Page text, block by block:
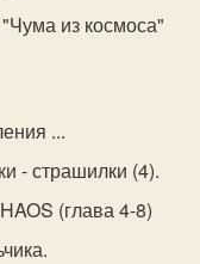
из космоса"
...
- страшилки (4).
(глава 4-8)